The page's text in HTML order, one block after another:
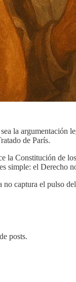
la argumentación
de París.
Constitución de
el Derecho
captura el pulso
posts.